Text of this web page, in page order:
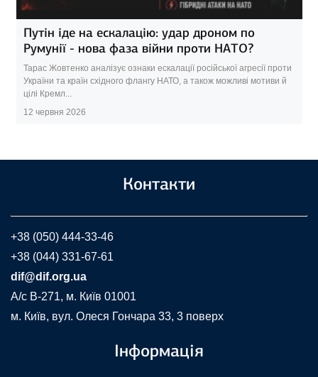
Путін іде на ескалацію: удар дроном по
Румунії - нова фаза війни проти НАТО?
Тарас Жовтенко аналізує ознаки ескалації російської агресії проти
України та країн східного флангу НАТО, а також можливі мотиви й
цілі Кремл...
12 червня 2026
Контакти
+38 (050) 444-33-46
+38 (044) 331-67-61
dif@dif.org.ua
A/c В-271, м. Київ 01001
м. Київ, вул. Олеся Гончара 33, 3 поверх
Інформація